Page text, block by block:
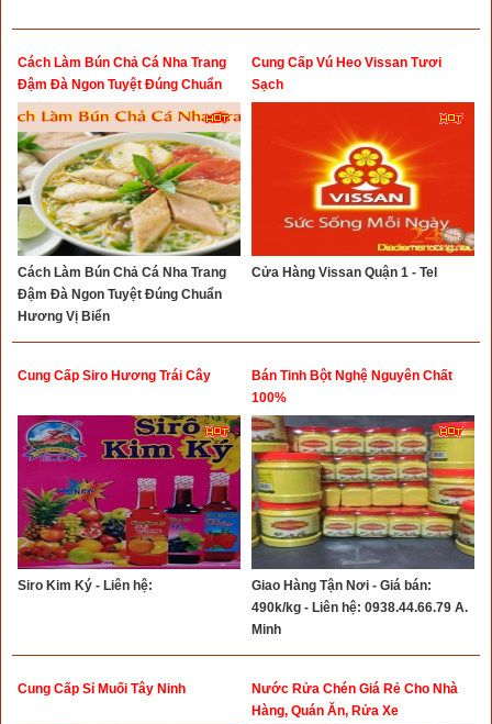
Cách Làm Bún Chả Cá Nha Trang
Đậm Đà Ngon Tuyệt Đúng Chuẩn
Hương Vị Biển
Cách Làm Bún Chả Cá Nha Trang
Đậm Đà Ngon Tuyệt Đúng Chuẩn
Hương Vị Biển
Cung Cấp Vú Heo Vissan Tươi
Sạch
Cửa Hàng Vissan Quận 1 - Tel
Cung Cấp Siro Hương Trái Cây
Siro Kim Ký - Liên hệ:
Bán Tinh Bột Nghệ Nguyên Chất
100%
Giao Hàng Tận Nơi - Giá bán:
490k/kg - Liên hệ: 0938.44.66.79 A.
Minh
Cung Cấp Sỉ Muối Tây Ninh
Nước Rửa Chén Giá Rẻ Cho Nhà
Hàng, Quán Ăn, Rửa Xe